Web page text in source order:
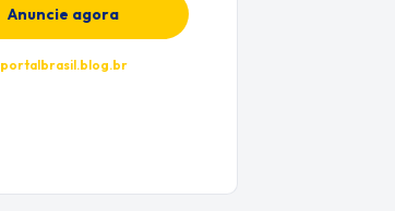
Anuncie agora
portalbrasil.blog.br